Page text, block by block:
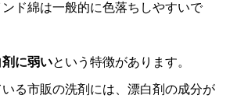
ド綿は一般的に色落ちしやすいで
に弱いという特徴があります。
る市販の洗剤には、漂白剤の成分が